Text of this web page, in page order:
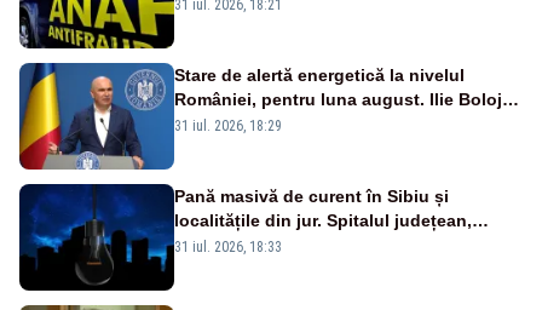
31 iul. 2026, 18:21
Stare de alertă energetică la nivelul
României, pentru luna august. Ilie Bolojan
a anunțat importuri și posibile restricții –
31 iul. 2026, 18:29
Pană masivă de curent în Sibiu și
localitățile din jur. Spitalul județean,
semafoarele, rețelele de telefonie, grav
31 iul. 2026, 18:33